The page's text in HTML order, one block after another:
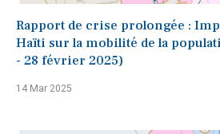
Rapport de crise prolongée :
Haïti sur la mobilité de la
- 28 février 2025)
14 Mar 2025